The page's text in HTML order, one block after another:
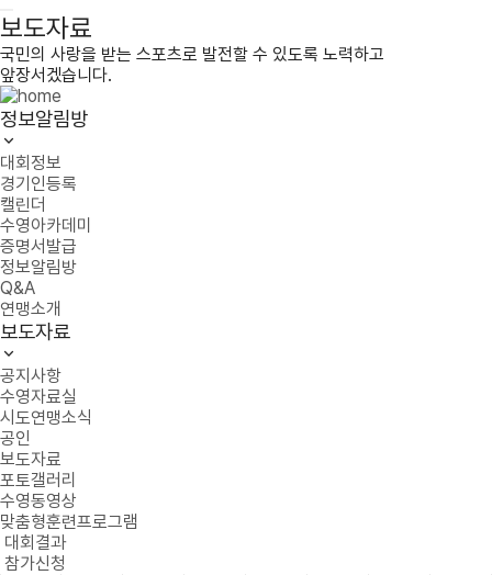
보도자료
국민의 사랑을 받는 스포츠로 발전할 수 있도록 노력하고
앞장서겠습니다.
정보알림방
대회정보
경기인등록
캘린더
수영아카데미
증명서발급
정보알림방
Q&A
연맹소개
보도자료
공지사항
수영자료실
시도연맹소식
공인
보도자료
포토갤러리
수영동영상
맞춤형훈련프로그램
대회결과
참가신청